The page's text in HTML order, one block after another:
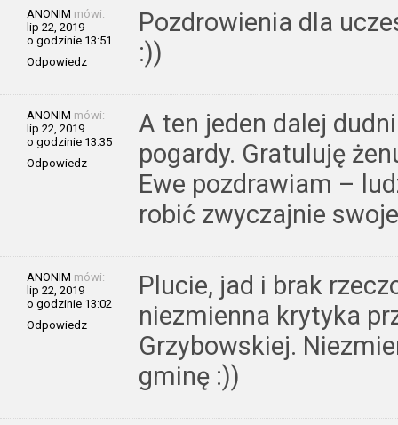
ANONIM mówi:
lip 22, 2019
o godzinie 13:51
Odpowiedz
Pozdrowienia dla
:))
ANONIM mówi:
lip 22, 2019
o godzinie 13:35
Odpowiedz
A ten jeden dalej
pogardy. Gratuluję
Ewe pozdrawiam –
robić zwyczajnie
ANONIM mówi:
lip 22, 2019
o godzinie 13:02
Odpowiedz
Plucie, jad i brak
niezmienna krytyka
Grzybowskiej.
gminę :))